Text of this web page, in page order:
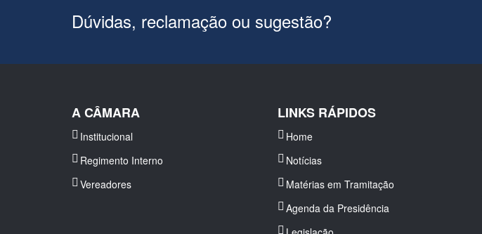
Dúvidas, reclamação ou sugestão?
A CÂMARA
Institucional
Regimento Interno
Vereadores
LINKS RÁPIDOS
Home
Notícias
Matérias em Tramitação
Agenda da Presidência